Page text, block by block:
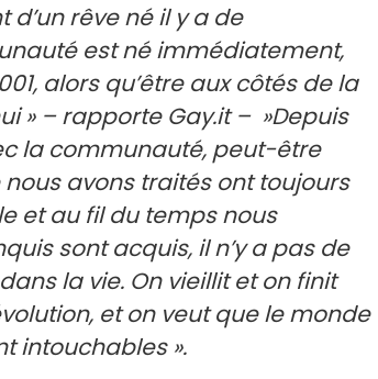
d’un rêve né il y a de
est né immédiatement,
alors qu’être aux côtés de la
» – rapporte Gay.it – ​​ »Depuis
la communauté, peut-être
avons traités ont toujours
et au fil du temps nous
sont acquis, il n’y a pas de
la vie. On vieillit et on finit
et on veut que le monde
intouchables ».